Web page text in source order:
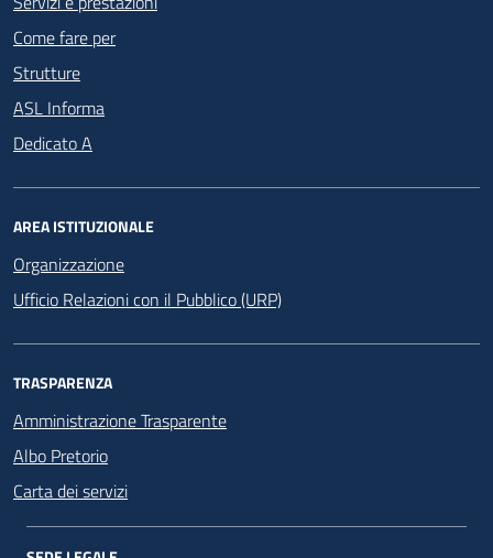
Come fare per
Strutture
ASL Informa
Dedicato A
AREA ISTITUZIONALE
Organizzazione
Ufficio Relazioni con il Pubblico (URP)
TRASPARENZA
Amministrazione Trasparente
Albo Pretorio
Carta dei servizi